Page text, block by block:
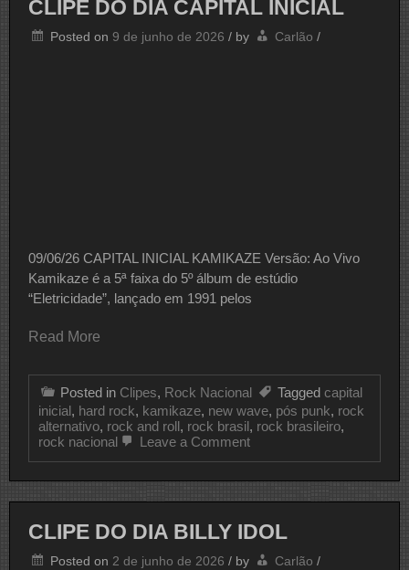
SUCESSO
CLIPE DO DIA CAPITAL INICIAL
Posted on 9 de junho de 2026 / by Carlão /
09/06/26 CAPITAL INICIAL KAMIKAZE Versão: Ao Vivo
Kamikaze é a 5ª faixa do 5º álbum de estúdio
“Eletricidade”, lançado em 1991 pelos
Read More
Posted in Clipes, Rock Nacional Tagged capital
inicial, hard rock, kamikaze, new wave, pós punk, rock
alternativo, rock and roll, rock brasil, rock brasileiro,
rock nacional
Leave a Commenton
CAPITAL
CLIPE DO DIA BILLY IDOL
Posted on 2 de junho de 2026 / by Carlão /